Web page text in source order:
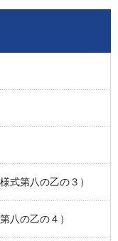
式第八の乙の３）
八の乙の４）